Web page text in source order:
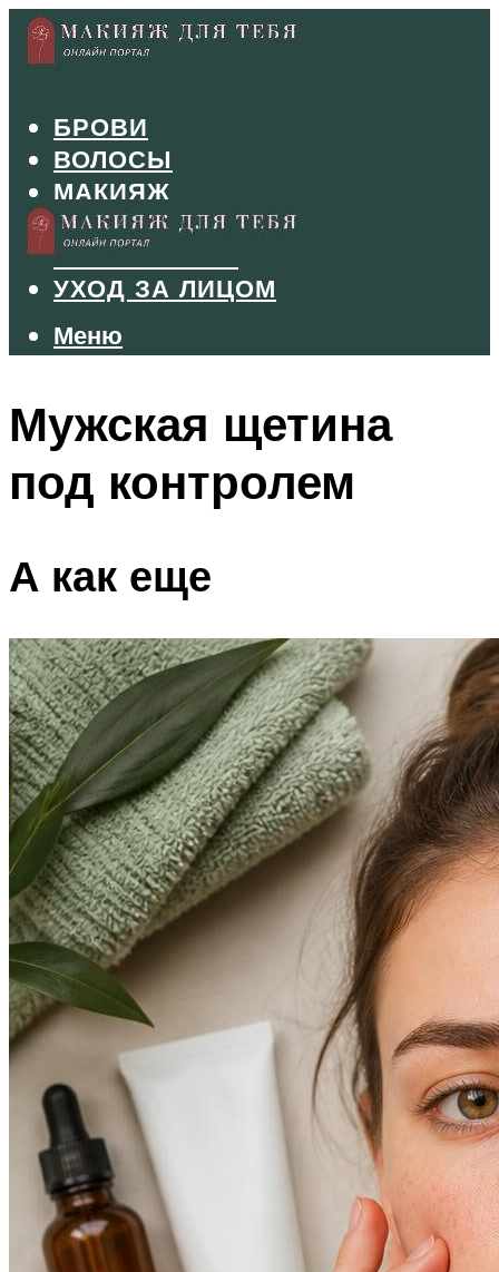
БРОВИ
ВОЛОСЫ
МАКИЯЖ
МАНИКЮР
ТУШЬ И ТЕНИ
УХОД ЗА ЛИЦОМ
Меню
Меню
Мужская щетина
под контролем
А как еще